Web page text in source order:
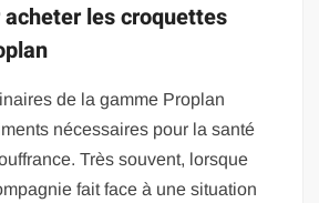
les croquettes
de la gamme Proplan
nécessaires pour la santé
Très souvent, lorsque
fait face à une situation